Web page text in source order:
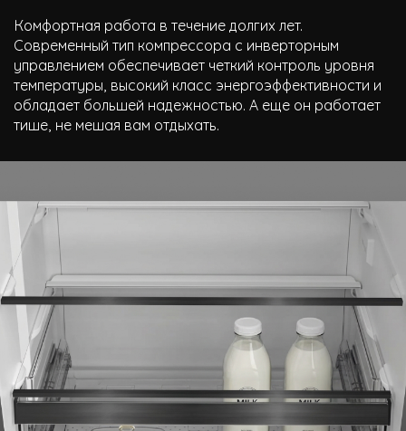
Комфортная работа в течение долгих лет.
Современный тип компрессора с инверторным
управлением обеспечивает четкий контроль уровня
температуры, высокий класс энергоэффективности и
обладает большей надежностью. А еще он работает
тише, не мешая вам отдыхать.